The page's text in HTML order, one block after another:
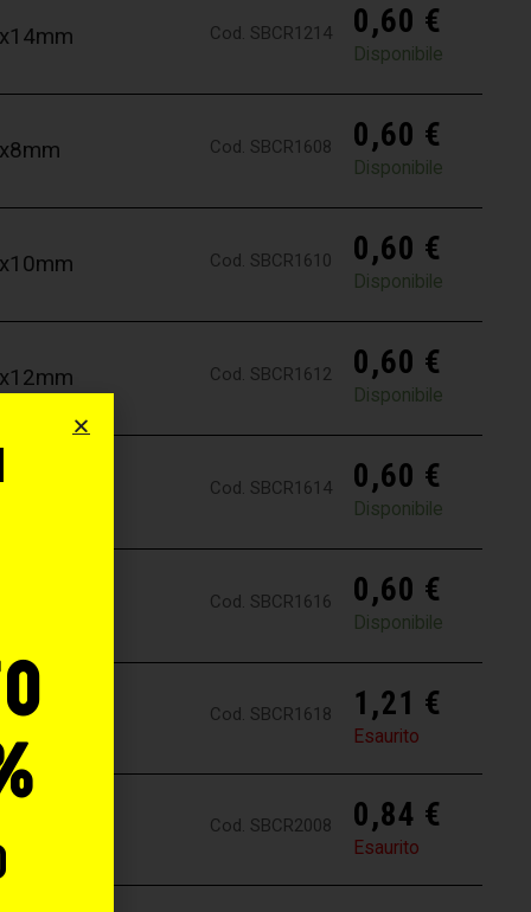
Cod. SBCR1214 0,60 €
Disponibile
Cod. SBCR1608 0,60 €
Disponibile
Cod. SBCR1610 0,60 €
Disponibile
Cod. SBCR1612 0,60 €
Disponibile
Cod. SBCR1614 0,60 €
Disponibile
Cod. SBCR1616 0,60 €
Disponibile
Cod. SBCR1618 1,21 €
Esaurito
Cod. SBCR2008 0,84 €
Esaurito